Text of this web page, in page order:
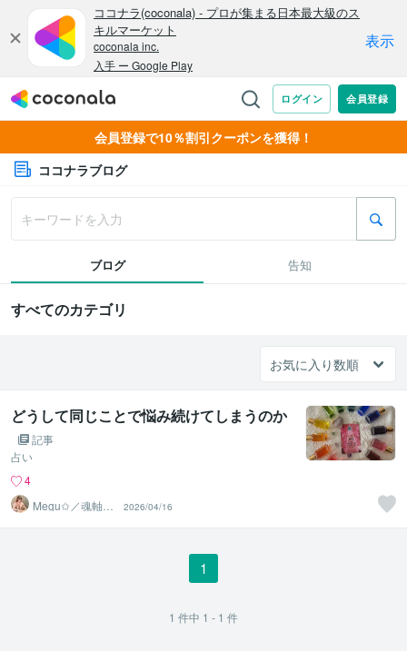
会員登録で10％割引クーポンを獲得！
ココナラブログ
ブログ 告知
すべてのカテゴリ
どうして同じことで悩み続けてしまうのか
記事
占い
4
Megu✩／魂軸に
目覚め、開花さ
せる魔女
2026/04/16
1
1 件中 1 - 1 件